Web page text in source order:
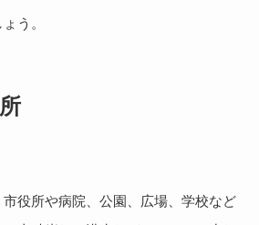
う。
役所や病院、公園、広場、学校など